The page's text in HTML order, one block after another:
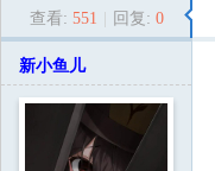
查看: 551 回复: 0
新小鱼儿